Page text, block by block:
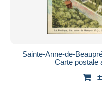
Sainte-Anne-de-
Carte postale